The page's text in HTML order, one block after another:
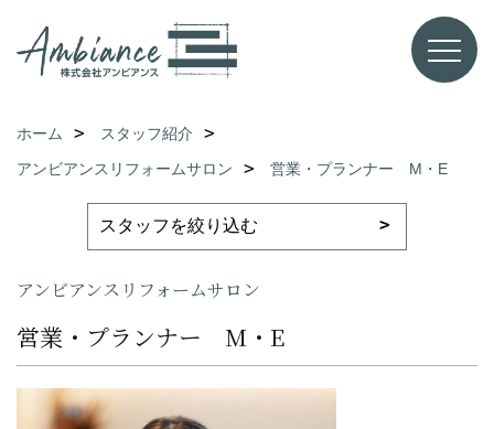
ホーム
スタッフ紹介
アンビアンスリフォームサロン
営業・プランナー M・E
アンビアンスリフォームサロン
営業・プランナー M・E